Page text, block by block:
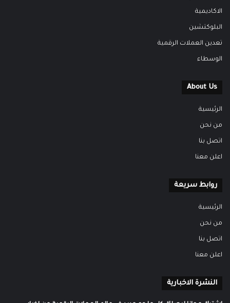
الاكاديمية
البلوكتشين
تعدين العملات الرقمية
الوسطاء
About Us
الرئيسية
من نحن
اتصل بنا
اعلن معنا
روابط سريعة
الرئيسية
من نحن
اتصل بنا
اعلن معنا
النشرة الاخبارية